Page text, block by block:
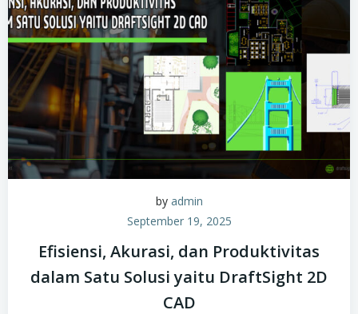
by admin
September 19, 2025
Efisiensi, Akurasi, dan Produktivitas
dalam Satu Solusi yaitu DraftSight 2D
CAD